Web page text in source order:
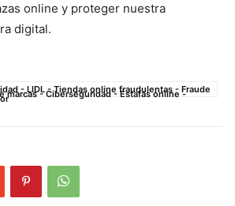
online y proteger nuestra
digital.
- LIDL - Tiendas online fraudulentas - Fraude
marcas - Ciberseguridad - Estafas online -